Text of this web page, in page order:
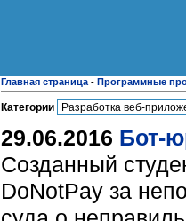
Главная страница - Программные
Категории
29.06.2016 Бот-
Созданный
DoNotPay за